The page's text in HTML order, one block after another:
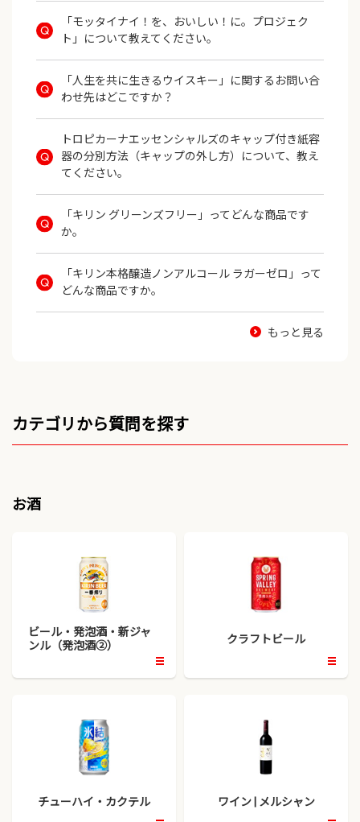
カテゴリから質問を探す
お酒
ビール・発泡酒・新ジャ
ンル（発泡酒②）
く
クラフトビール
く
チューハイ・カクテル ワイン | メルシャン